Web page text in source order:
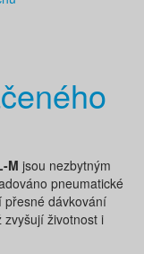
M jsou nezbytným
pneumatické
dávkování
životnost i